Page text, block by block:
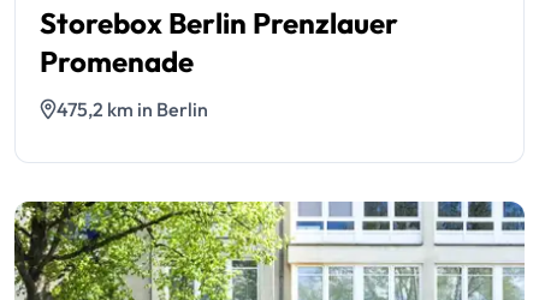
Storebox Berlin Prenzlauer
Promenade
475,2 km in Berlin